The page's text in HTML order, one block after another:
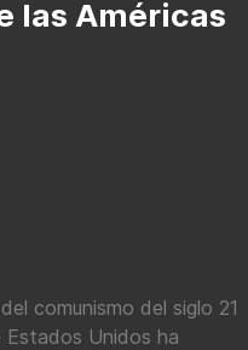
las Américas
comunismo del siglo 21
Unidos ha